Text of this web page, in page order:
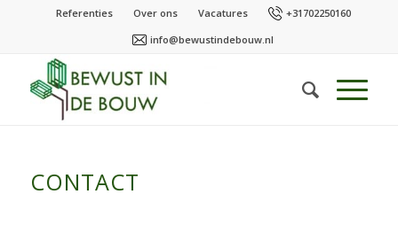
Referenties Over ons Vacatures
+31702250160
info@bewustindebouw.nl
CONTACT